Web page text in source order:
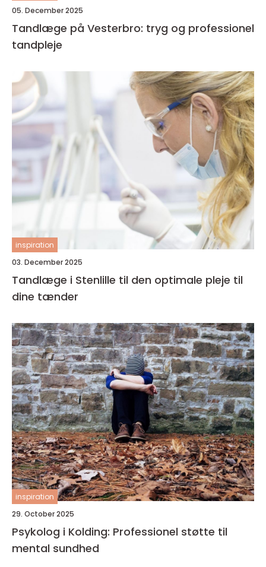
05. December 2025
Tandlæge på Vesterbro: tryg og professionel
tandpleje
inspiration
03. December 2025
Tandlæge i Stenlille til den optimale pleje til
dine tænder
inspiration
29. October 2025
Psykolog i Kolding: Professionel støtte til
mental sundhed